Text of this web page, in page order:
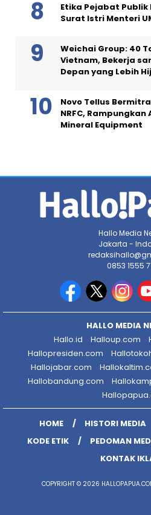
Etika Pejabat Publik
Surat Istri Menteri
Weichai Group: 40
Vietnam, Bekerja
Depan yang Lebih
Novo Tellus
NRFC, Rampungkan
Mineral Equipment
Hallo Media
Jakarta -
0853 1555
HALLO MEDIA
Hallo.id
Halloup.com
Hallopresiden.com
Hallojabar.com
Hallobandung.com
HOME HISTORI MEDIA
KODE ETIK
PEDOMAN
KONTAK
COPYRIGHT © 2026